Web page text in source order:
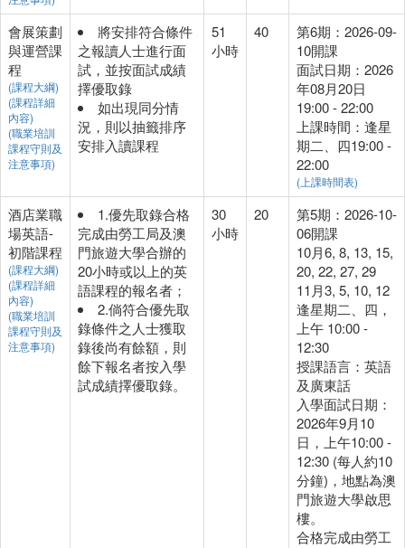
會展策劃
與運營課
程
(課程大綱)
(課程詳細
內容)
(職業培訓
課程守則及
注意事項)
將安排符合條件
之報讀人士進行面
試，並按面試成績
擇優取錄
如出現同分情
況，則以抽籤排序
安排入讀課程
51
小時
40
第6期：2026-09-
10開課
面試日期：2026
年08月20日
19:00 - 22:00
上課時間：逢星
期二、四19:00 -
22:00
(上課時間表)
酒店業職
場英語-
初階課程
(課程大綱)
(課程詳細
內容)
(職業培訓
課程守則及
注意事項)
1.優先取錄合格
完成由勞工局及澳
門旅遊大學合辦的
20小時或以上的英
語課程的報名者；
2.倘符合優先取
錄條件之人士獲取
錄後尚有餘額，則
餘下報名者按入學
試成績擇優取錄。
30
小時
20
第5期：2026-10-
06開課
10月6, 8, 13, 15,
20, 22, 27, 29
11月3, 5, 10, 12
逢星期二、四，
上午 10:00 -
12:30
授課語言：英語
及廣東話
入學面試日期：
2026年9月10
日，上午10:00 -
12:30 (每人約10
分鐘)，地點為澳
門旅遊大學啟思
樓。
合格完成由勞工